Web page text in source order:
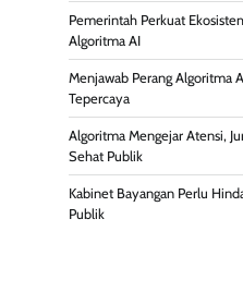
Pemerintah Perkuat
Algoritma AI
Menjawab Perang Algoritma
Tepercaya
Algoritma Mengejar Atensi,
Sehat Publik
Kabinet Bayangan Perlu
Publik